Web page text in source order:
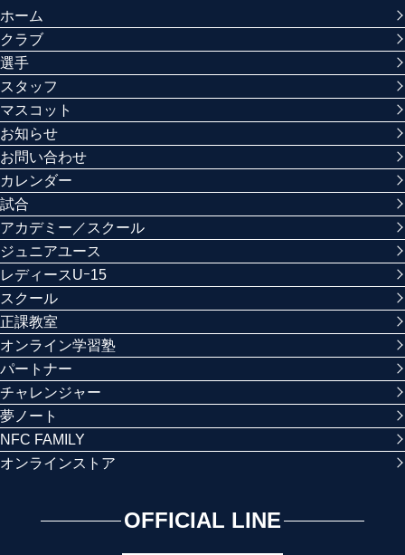
ホーム
クラブ
選手
スタッフ
マスコット
お知らせ
お問い合わせ
カレンダー
試合
アカデミー／スクール
ジュニアユース
レディースUｰ15
スクール
正課教室
オンライン学習塾
パートナー
チャレンジャー
夢ノート
NFC FAMILY
オンラインストア
OFFICIAL LINE